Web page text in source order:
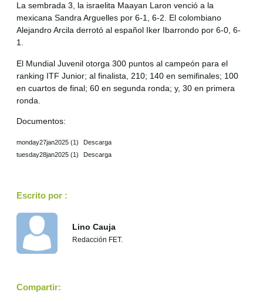
La sembrada 3, la israelita Maayan Laron venció a la
mexicana Sandra Arguelles por 6-1, 6-2. El colombiano
Alejandro Arcila derrotó al español Iker Ibarrondo por 6-0, 6-
1.
El Mundial Juvenil otorga 300 puntos al campeón para el
ranking ITF Junior; al finalista, 210; 140 en semifinales; 100
en cuartos de final; 60 en segunda ronda; y, 30 en primera
ronda.
Documentos:
monday27jan2025 (1)
Descarga
tuesday28jan2025 (1)
Descarga
Escrito por :
Lino Cauja
Redacción FET.
Compartir: